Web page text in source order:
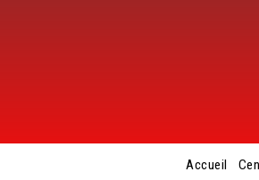
Accueil